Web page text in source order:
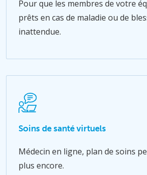
Pour que les membres de votre
prêts en cas de maladie ou de
inattendue.
Soins de santé virtuels
Médecin en ligne, plan de soins
plus encore.